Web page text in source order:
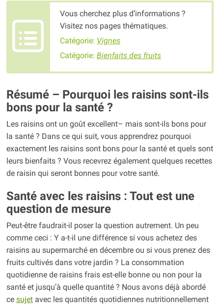
Vous cherchez plus d’informations ?
Visitez nos pages thématiques.
Catégorie: Vignes
Catégorie: Bienfaits des fruits
Résumé – Pourquoi les raisins sont-ils
bons pour la santé ?
Les raisins ont un goût excellent– mais sont-ils bons pour
la santé ? Dans ce qui suit, vous apprendrez pourquoi
exactement les raisins sont bons pour la santé et quels sont
leurs bienfaits ? Vous recevrez également quelques recettes
de raisin qui seront bonnes pour votre santé.
Santé avec les raisins : Tout est une
question de mesure
Peut-être faudrait-il poser la question autrement. Un peu
comme ceci : Y a-t-il une différence si vous achetez des
raisins au supermarché en décembre ou si vous prenez des
fruits cultivés dans votre jardin ? La consommation
quotidienne de raisins frais est-elle bonne ou non pour la
santé et jusqu’à quelle quantité ? Nous avons déjà abordé
ce sujetavec les quantités quotidiennes nutritionnellement